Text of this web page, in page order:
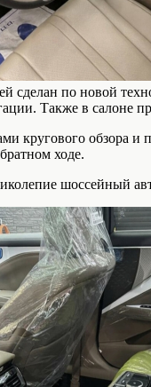
сделан по новой
Также в салоне
кругового обзора и
ходе.
шоссейный